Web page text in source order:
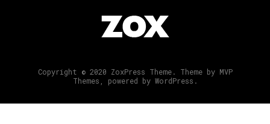
Copyright © 2020 ZoxPress Theme. Theme by MVP
Themes, powered by WordPress.